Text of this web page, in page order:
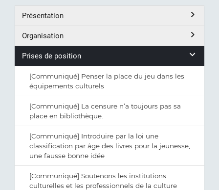
Présentation
Organisation
Prises de position
[Communiqué] Penser la place du jeu dans les
équipements culturels
[Communiqué] La censure n’a toujours pas sa
place en bibliothèque.
[Communiqué] Introduire par la loi une
classification par âge des livres pour la jeunesse,
une fausse bonne idée
[Communiqué] Soutenons les institutions
culturelles et les professionnels de la culture